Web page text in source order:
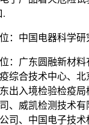
.
：中国电器科学研
：广东圆融新材
综合技术中心、
出入境检验检疫
、威凯检测技术
司、中国电子技